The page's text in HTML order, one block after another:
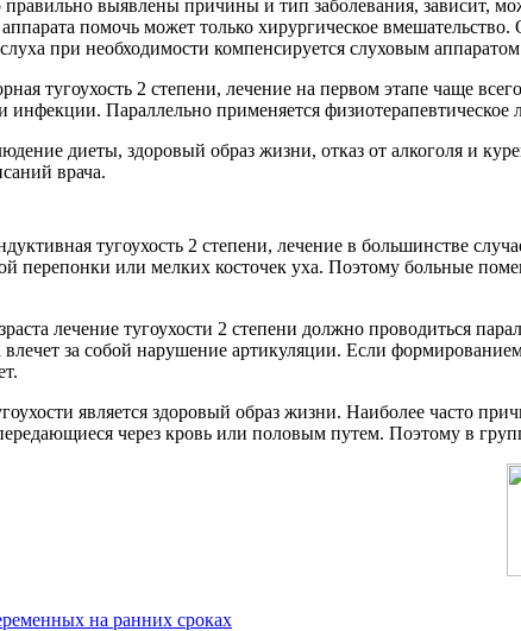
правильно выявлены причины и тип заболевания, зависит,
помочь может только хирургическое
при необходимости компенсируется слуховым
тугоухость 2 степени, лечение на первом этапе чаще
Параллельно применяется физиотерапевтическое
диеты, здоровый образ жизни, отказ от алкоголя и
врача.
тугоухость 2 степени, лечение в большинстве
перепонки или мелких косточек уха. Поэтому больные
лечение тугоухости 2 степени должно проводиться
за собой нарушение артикуляции. Если
является здоровый образ жизни. Наиболее часто
через кровь или половым путем. Поэтому в
на ранних сроках